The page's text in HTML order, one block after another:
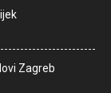
Zagreb